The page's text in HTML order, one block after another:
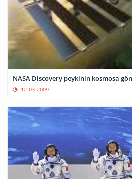
NASA Discovery peykinin kosmosa
12-03-2009